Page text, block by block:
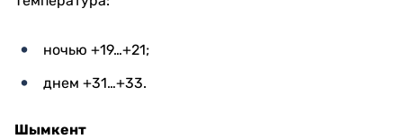
ночью +19…+21;
днем +31…+33.
Шымкент